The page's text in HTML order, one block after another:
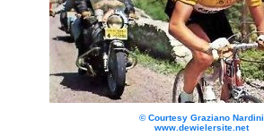
© Courtesy Graziano Nardini
www.dewielersite.net